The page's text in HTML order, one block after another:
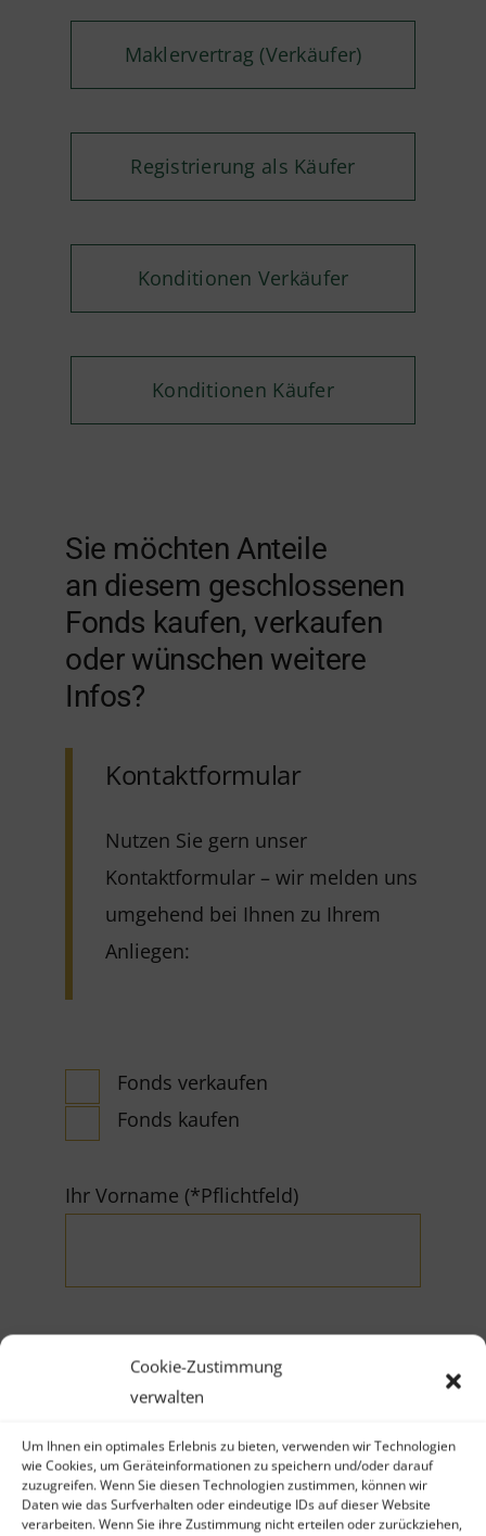
Cookie-Zustimmung
verwalten
Um Ihnen ein optimales Erlebnis zu bieten, verwenden wir Technologien
wie Cookies, um Geräteinformationen zu speichern und/oder darauf
zuzugreifen. Wenn Sie diesen Technologien zustimmen, können wir
Daten wie das Surfverhalten oder eindeutige IDs auf dieser Website
verarbeiten. Wenn Sie ihre Zustimmung nicht erteilen oder zurückziehen,
Maklervertrag (Verkäufer)
Registrierung als Käufer
Konditionen Verkäufer
Konditionen Käufer
Sie möchten Anteile
an diesem geschlossenen
Fonds kaufen, verkaufen
oder wünschen weitere
Infos?
Kontaktformular
Nutzen Sie gern unser
Kontaktformular – wir melden uns
umgehend bei Ihnen zu Ihrem
Anliegen:
Fonds verkaufen
Fonds kaufen
Ihr Vorname (*Pflichtfeld)
Ihr Nachname (*Pflichtfeld)